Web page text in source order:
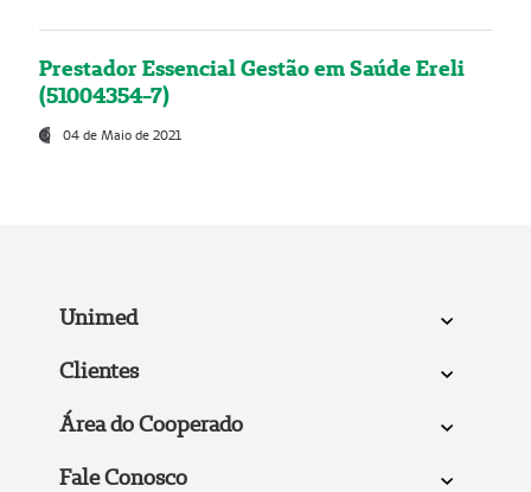
Prestador Essencial Gestão em Saúde Ereli
(51004354-7)
04 de Maio de 2021
Unimed
Clientes
Área do Cooperado
Fale Conosco